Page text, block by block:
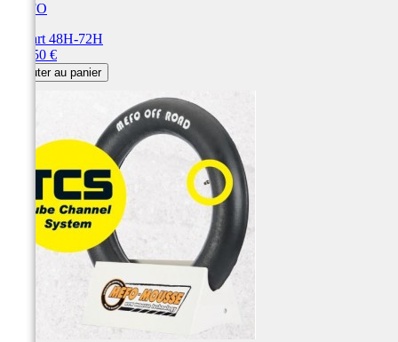
MEFO
Départ 48H-72H
163,50 €
Ajouter au panier